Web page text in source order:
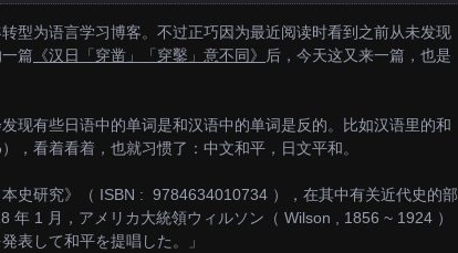
型为语言学习博客。不过正巧因为最近阅读时看到之前从未发现
篇 《汉日「穿凿」「穿鑿」意不同》
后，今天这又来一篇，也是
现有些日语中的单词是和汉语中的单词是反的。比如汉语里的和
，看着看着，也就习惯了：中文和平，日文平和。
史研究》（ ISBN : ‎ 9784634010734 ），在其中有关近代史的部
年 1 月，アメリカ大統領ウィルソン（ Wilson , 1856 ~ 1924 ）
表して和平を提唱した。」